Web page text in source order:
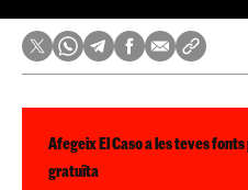
Afegeix El Caso a les teves
gratuïta